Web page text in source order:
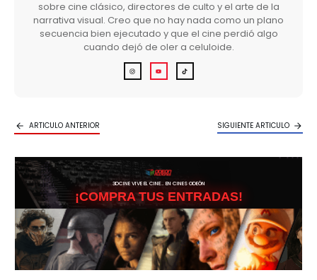
sobre cine clásico, directores de culto y el arte de la
narrativa visual. Creo que no hay nada como un plano
secuencia bien ejecutado y que el cine perdió algo
cuando dejó de oler a celuloide.
ARTICULO ANTERIOR SIGUIENTE ARTICULO
3DCINE VIVE EL CINE… EN CINES ODEÓN
¡COMPRA TUS ENTRADAS!